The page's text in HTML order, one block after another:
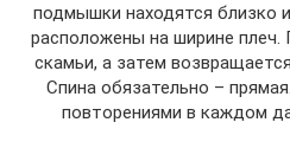
подмышки находятся близко
расположены на ширине плеч.
скамьи, а затем
Спина обязательно –
повторениями в каждом